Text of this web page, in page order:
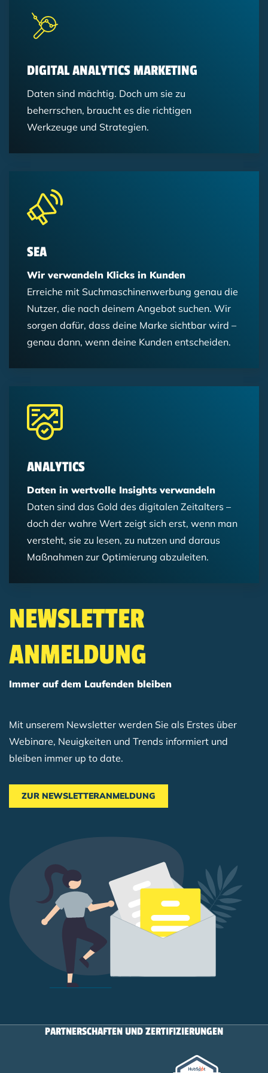
Analytics
Online Marketing
Online Marketing
DIGITAL ANALYTICS MARKETING
Daten sind mächtig. Doch um sie zu
beherrschen, braucht es die richtigen
Werkzeuge und Strategien.
SEA
Wir verwandeln Klicks in Kunden
Erreiche mit Suchmaschinenwerbung genau die
Nutzer, die nach deinem Angebot suchen. Wir
sorgen dafür, dass deine Marke sichtbar wird –
genau dann, wenn deine Kunden entscheiden.
ANALYTICS
Daten in wertvolle Insights verwandeln
Daten sind das Gold des digitalen Zeitalters –
doch der wahre Wert zeigt sich erst, wenn man
versteht, sie zu lesen, zu nutzen und daraus
Maßnahmen zur Optimierung abzuleiten.
NEWSLETTER
ANMELDUNG
Immer auf dem Laufenden bleiben
Mit unserem Newsletter werden Sie als Erstes über
Webinare, Neuigkeiten und Trends informiert und
bleiben immer up to date.
ZUR NEWSLETTERANMELDUNG
PARTNERSCHAFTEN UND ZERTIFIZIERUNGEN